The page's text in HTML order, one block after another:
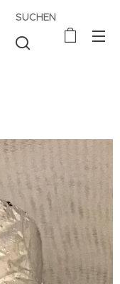
SUCHEN